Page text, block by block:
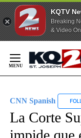
KQTV
Breaking
& Video
Content
CNN Spanish
La Corte